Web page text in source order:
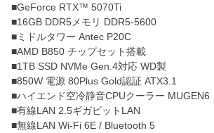
■GeForce RTX™ 5070Ti
■16GB DDR5メモリ DDR5-5600
■ミドルタワー Antec P20C
■AMD B850 チップセット搭載
■1TB SSD NVMe Gen.4対応 WD製
■850W 電源 80Plus Gold認証 ATX3.1
■ハイエンド空冷静音CPUクーラー MUGEN6
■有線LAN 2.5ギガビットLAN
■無線LAN Wi-Fi 6E / Bluetooth 5